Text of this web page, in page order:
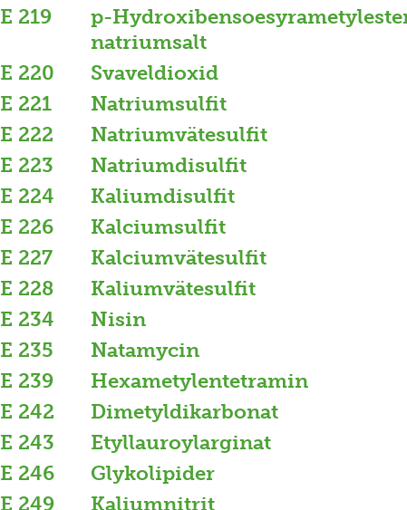
E 219
p-
natriumsalt
E 220 Svaveldioxid
E 221 Natriumsulfit
E 222 Natriumvätesulfit
E 223 Natriumdisulfit
E 224 Kaliumdisulfit
E 226 Kalciumsulfit
E 227 Kalciumvätesulfit
E 228 Kaliumvätesulfit
E 234 Nisin
E 235 Natamycin
E 239 Hexametylentetramin
E 242 Dimetyldikarbonat
E 243 Etyllauroylarginat
E 246 Glykolipider
E 249 Kaliumnitrit